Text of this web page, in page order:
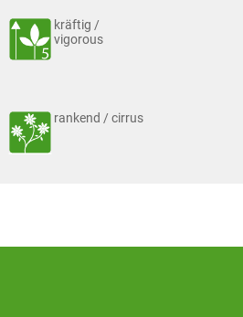
kräftig /
vigorous
rankend / cirrus